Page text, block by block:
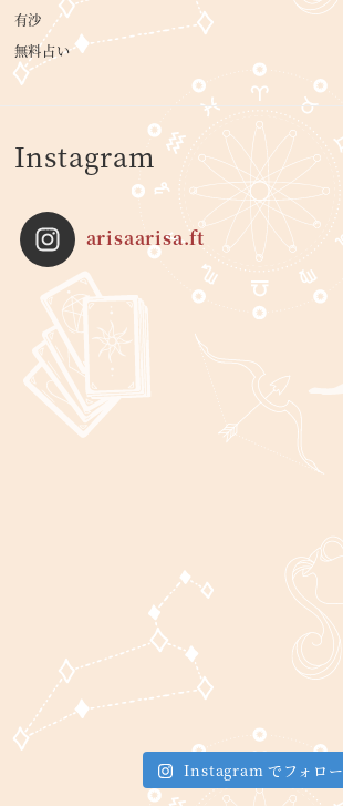
有沙
無料占い
Instagram
arisaarisa.ft
Instagram でフォロー